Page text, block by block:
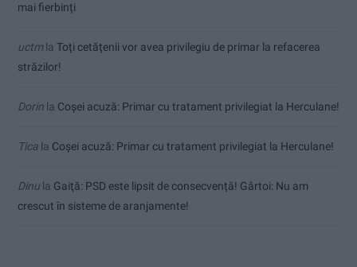
mai fierbinți
uctmla Toți cetățenii vor avea privilegiu de primar la refacerea
străzilor!
Dorin la Coșei acuză: Primar cu tratament privilegiat la Herculane!
Tica la Coșei acuză: Primar cu tratament privilegiat la Herculane!
Dinu la Gaiţă: PSD este lipsit de consecvență! Gârtoi: Nu am
crescut în sisteme de aranjamente!